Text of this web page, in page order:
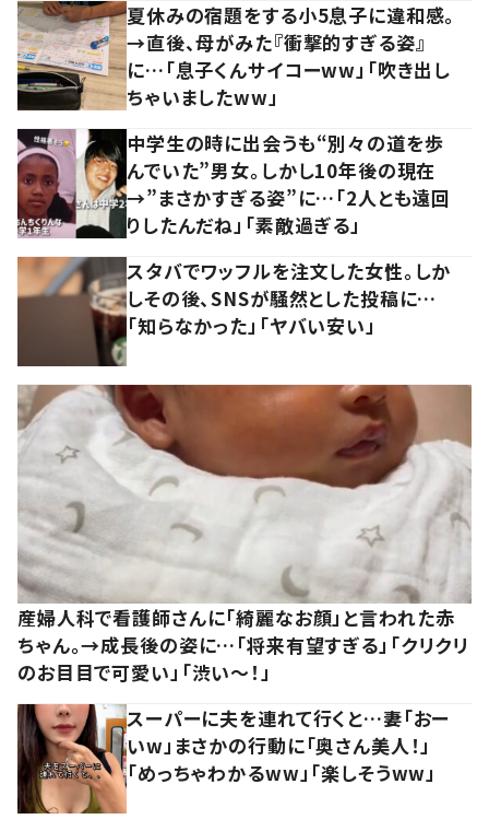
夏休みの宿題をする小5息子に違和感。
→直後、母がみた『衝撃的すぎる姿』
に…「息子くんサイコーww」「吹き出し
ちゃいましたww」
中学生の時に出会うも“別々の道を歩
んでいた”男女。しかし10年後の現在
→”まさかすぎる姿”に…「2人とも遠回
りしたんだね」「素敵過ぎる」
スタバでワッフルを注文した女性。しか
しその後、SNSが騒然とした投稿に…
「知らなかった」「ヤバい安い」
産婦人科で看護師さんに「綺麗なお顔」と言われた赤
ちゃん。→成長後の姿に…「将来有望すぎる」「クリクリ
のお目目で可愛い」「渋い～！」
スーパーに夫を連れて行くと…妻「おー
いw」まさかの行動に「奥さん美人！」
「めっちゃわかるww」「楽しそうww」